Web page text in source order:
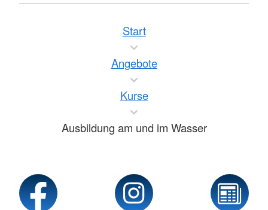
Start
Angebote
Kurse
Ausbildung am und im Wasser